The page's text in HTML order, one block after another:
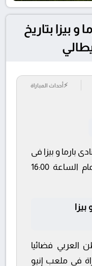
بيزا بتاريخ
⚡أحداث المباراة
2026 كلا من نادى بارما و بيزا فى
بطولة الدوري الإيطالي فى تمام الساعة 16:00
العربي فضائيا
في ملعب إنيو